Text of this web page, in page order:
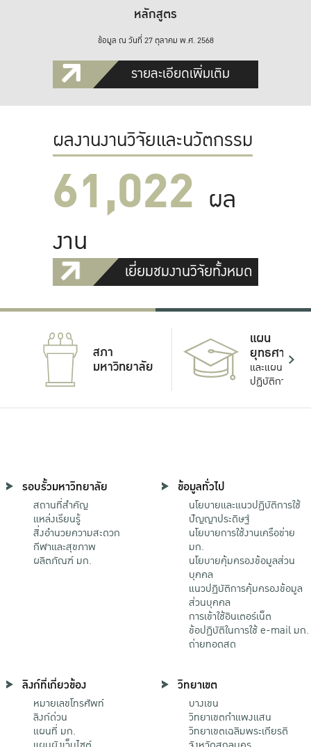
หลักสูตร
ข้อมูล ณ วันที่ 27 ตุลาคม พ.ศ. 2568
รายละเอียดเพิ่มเติม
ผลงานงานวิจัยและนวัตกรรม
61,022 ผล
งาน
เยี่ยมชมงานวิจัยทั้งหมด
สภา
มหาวิทยาลัย
แผน
ยุทธศาสตร์
และแผน
ปฏิบัติการ
รอบรั้วมหาวิทยาลัย
สถานที่สำคัญ
แหล่งเรียนรู้
สิ่งอำนวยความสะดวก
กีฬาและสุขภาพ
ผลิตภัณฑ์ มก.
ข้อมูลทั่วไป
นโยบายและแนวปฏิบัติการใช้
ปัญญาประดิษฐ์
นโยบายการใช้งานเครือข่าย
มก.
นโยบายคุ้มครองข้อมูลส่วน
บุคคล
แนวปฏิบัติการคุ้มครองข้อมูล
ส่วนบุคคล
การเข้าใช้อินเตอร์เน็ต
ข้อปฏิบัติในการใช้ e-mail มก.
ถ่ายทอดสด
ลิงก์ที่เกี่ยวข้อง
หมายเลขโทรศัพท์
ลิงก์ด่วน
แผนที่ มก.
วิทยาเขต
บางเขน
วิทยาเขตกําแพงแสน
วิทยาเขตเฉลิมพระเกียรติ